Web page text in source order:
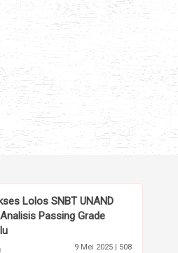
Lolos SNBT UNAND
Passing Grade
9 Mei 2025 | 508